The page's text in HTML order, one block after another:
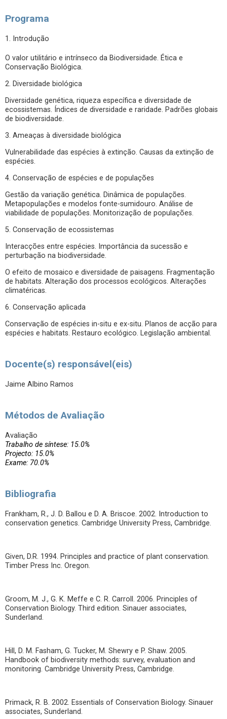
Programa
1. Introdução
O valor utilitário e intrínseco da Biodiversidade. Ética e
Conservação Biológica.
2. Diversidade biológica
Diversidade genética, riqueza específica e diversidade de
ecossistemas. Índices de diversidade e raridade. Padrões globais
de biodiversidade.
3. Ameaças à diversidade biológica
Vulnerabilidade das espécies à extinção. Causas da extinção de
espécies.
4. Conservação de espécies e de populações
Gestão da variação genética. Dinâmica de populações.
Metapopulações e modelos fonte-sumidouro. Análise de
viabilidade de populações. Monitorização de populações.
5. Conservação de ecossistemas
Interacções entre espécies. Importância da sucessão e
perturbação na biodiversidade.
O efeito de mosaico e diversidade de paisagens. Fragmentação
de habitats. Alteração dos processos ecológicos. Alterações
climatéricas.
6. Conservação aplicada
Conservação de espécies in-situ e ex-situ. Planos de acção para
espécies e habitats. Restauro ecológico. Legislação ambiental.
Docente(s) responsável(eis)
Jaime Albino Ramos
Métodos de Avaliação
Avaliação
Trabalho de síntese: 15.0%
Projecto: 15.0%
Exame: 70.0%
Bibliografia
Frankham, R., J. D. Ballou e D. A. Briscoe. 2002. Introduction to
conservation genetics. Cambridge University Press, Cambridge.
Given, D.R. 1994. Principles and practice of plant conservation.
Timber Press Inc. Oregon.
Groom, M. J., G. K. Meffe e C. R. Carroll. 2006. Principles of
Conservation Biology. Third edition. Sinauer associates,
Sunderland.
Hill, D. M. Fasham, G. Tucker, M. Shewry e P. Shaw. 2005.
Handbook of biodiversity methods: survey, evaluation and
monitoring. Cambridge University Press, Cambridge.
Primack, R. B. 2002. Essentials of Conservation Biology. Sinauer
associates, Sunderland.